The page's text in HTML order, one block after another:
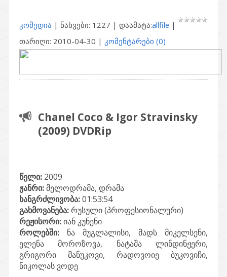
კომედია | ნახვები: 1227 | დაამატა:allfile |
თარიღი: 2010-04-30 | კომენტარები (0)
Chanel Coco & Igor Stravinsky
(2009) DVDRip
წელი: 2009
ჟანრი:მელოდრამა, დრამა
ხანგრძლივობა:01:53:54
გახმოვანება:რუსული (პროფესიონალური)
რეჟისორი:იან კუნენი
როლებში: ნა მუგლალისი, მადს მიკელსენი,
ელენა მოროზოვა, ნატაშა ლინდინჟერი,
გრიგორი მანუკოვი, რადოვოიე ბუკოვიჩი,
ნიკოლას ვოდე